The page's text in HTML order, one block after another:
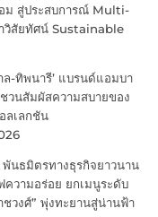
ม สู่ประสบการณ์ Multi-
วิสัยทัศน์ Sustainable
ล-ทิพนารี’ แบรนด์แอมบา
วนสัมผัสความสบายของ
ลเลกชัน
นธมิตรทางธุรกิจยาวนาน
ความอร่อย ยกเมนูระดับ
ชวงศ์” พุ่งทะยานสู่น่านฟ้า